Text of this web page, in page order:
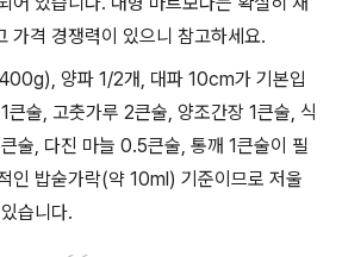
가격 경쟁력이 있으니 참고하세요.
양파 1/2개, 대파 10cm가 기본입
큰술, 고춧가루 2큰술, 양조간장 1큰술, 식
술, 다진 마늘 0.5큰술, 통깨 1큰술이 필
인 밥숟가락(약 10ml) 기준이므로 저울
습니다.